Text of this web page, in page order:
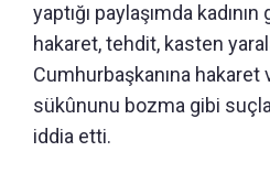
yaptığı paylaşımda
hakaret, tehdit, kasten
Cumhurbaşkanına
sükûnunu bozma gibi
iddia etti.